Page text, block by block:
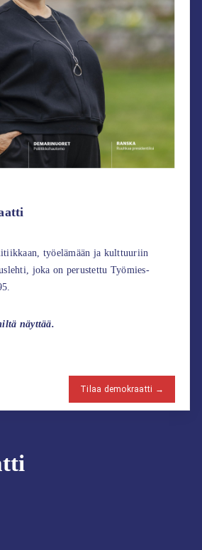
työelämään ja kulttuuriin
joka on perustettu Työmies-
näyttää.
Tilaa demokraatti →